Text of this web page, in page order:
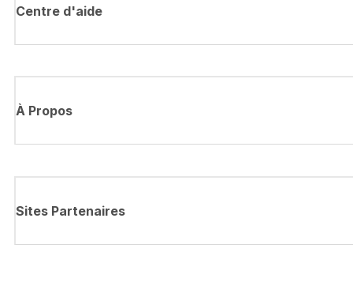
Centre d'aide
À Propos
Sites Partenaires